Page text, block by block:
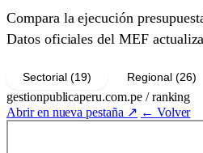
Compara la ejecución
Datos oficiales del MEF
Sectorial (19) Regional (26)
gestionpublicaperu.com.pe / ranking
Abrir en nueva pestaña ↗ ← Volver